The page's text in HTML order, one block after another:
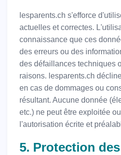
lesparents.ch s'efforce
actuelles et correctes.
connaissance que ces
des erreurs ou des
des défaillances techniques
raisons. lesparents.ch
en cas de dommages ou
résultant. Aucune donnée
etc.) ne peut être exploitée
l'autorisation écrite et
5. Protection